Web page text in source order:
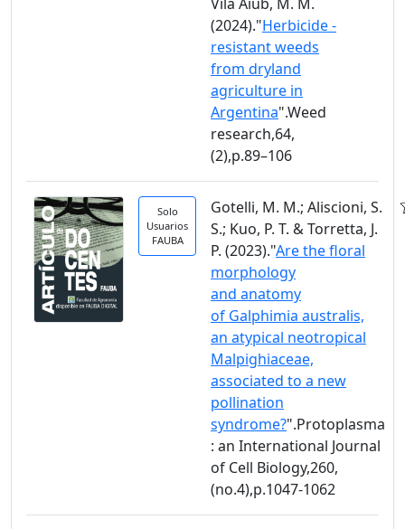
(2024)."Herbicide -
resistant weeds
from dryland
agriculture in
Argentina".Weed
research,64,
(2),p.89–106
Solo
Usuarios
FAUBA
Gotelli, M. M.; Aliscioni, S.
S.; Kuo, P. T. & Torretta, J.
P. (2023)."Are the floral
morphology
and anatomy
of Galphimia australis,
an atypical neotropical
Malpighiaceae,
associated to a new
pollination
syndrome?".Protoplasma
: an International Journal
of Cell Biology,260,
(no.4),p.1047-1062